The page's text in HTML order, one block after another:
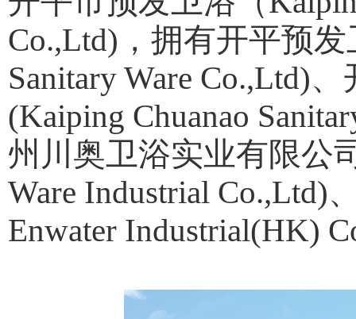
Co.,Ltd)，拥有开平预
Sanitary Ware Co.,Ltd)
(Kaiping Chuanao
州川奥卫浴实业有限公
Ware Industrial
Enwater Industrial(HK)